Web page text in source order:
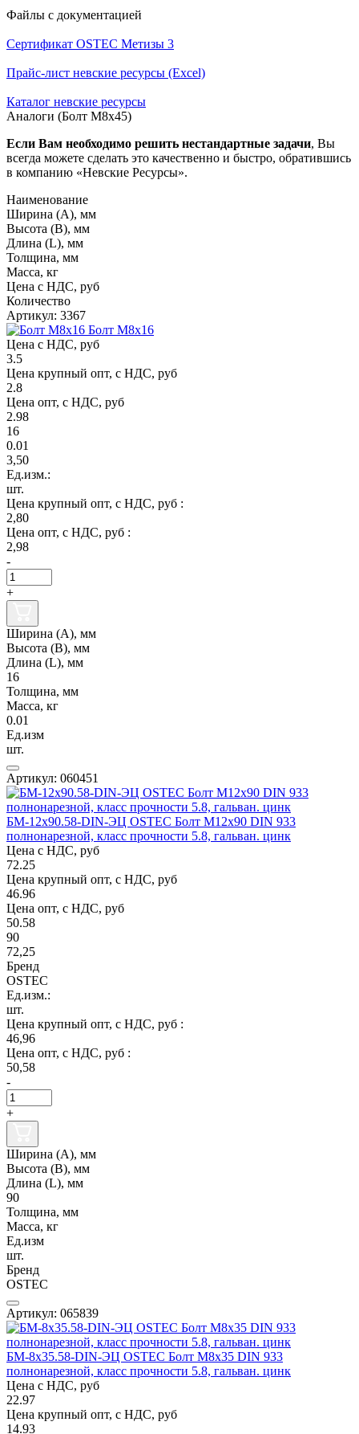
Файлы с документацией
Сертификат OSTEC Метизы 3
Прайс-лист невские ресурсы (Excel)
Каталог невские ресурсы
Аналоги (Болт М8х45)
Если Вам необходимо решить нестандартные задачи, Вы
всегда можете сделать это качественно и быстро, обратившись
в компанию «Невские Ресурсы».
Наименование
Ширина (А), мм
Высота (В), мм
Длина (L), мм
Толщина, мм
Масса, кг
Цена с НДС, руб
Количество
Артикул: 3367
Болт М8х16
Цена с НДС, руб
3.5
Цена крупный опт, с НДС, руб
2.8
Цена опт, с НДС, руб
2.98
16
0.01
3,50
Ед.изм.:
шт.
Цена крупный опт, с НДС, руб :
2,80
Цена опт, с НДС, руб :
2,98
-
+
Ширина (А), мм
Высота (В), мм
Длина (L), мм
16
Толщина, мм
Масса, кг
0.01
Ед.изм
шт.
Артикул: 060451
БМ-12х90.58-DIN-ЭЦ OSTEC Болт М12х90 DIN 933
полнонарезной, класс прочности 5.8, гальван. цинк
Цена с НДС, руб
72.25
Цена крупный опт, с НДС, руб
46.96
Цена опт, с НДС, руб
50.58
90
72,25
Бренд
OSTEC
Ед.изм.:
шт.
Цена крупный опт, с НДС, руб :
46,96
Цена опт, с НДС, руб :
50,58
-
+
Ширина (А), мм
Высота (В), мм
Длина (L), мм
90
Толщина, мм
Масса, кг
Ед.изм
шт.
Бренд
OSTEC
Артикул: 065839
БМ-8х35.58-DIN-ЭЦ OSTEC Болт М8х35 DIN 933
полнонарезной, класс прочности 5.8, гальван. цинк
Цена с НДС, руб
22.97
Цена крупный опт, с НДС, руб
14.93